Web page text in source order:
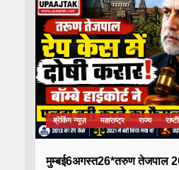
ब्रेकिंग न्यूज़ महाराष्ट्र राज्य
मुम्बई6अगस्त26*तरुण तेजपाल